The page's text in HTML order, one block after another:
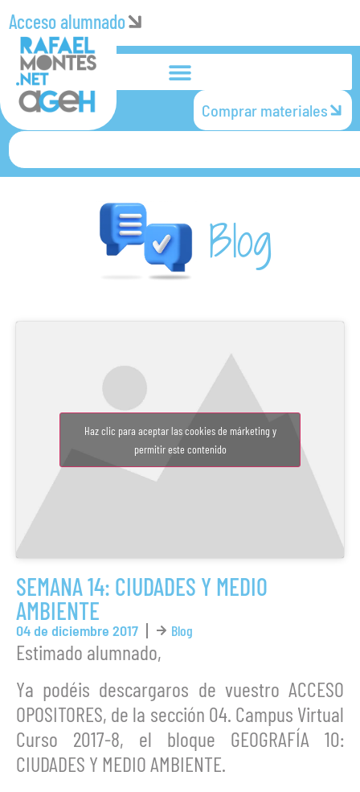
Acceso alumnado
Comprar materiales
Blog
Haz clic para aceptar las cookies de márketing y
permitir este contenido
SEMANA 14: CIUDADES Y MEDIO
AMBIENTE
04 de diciembre 2017 Blog
Estimado alumnado,
Ya podéis descargaros de vuestro ACCESO
OPOSITORES, de la sección 04. Campus Virtual
Curso 2017-8, el bloque GEOGRAFÍA 10:
CIUDADES Y MEDIO AMBIENTE.